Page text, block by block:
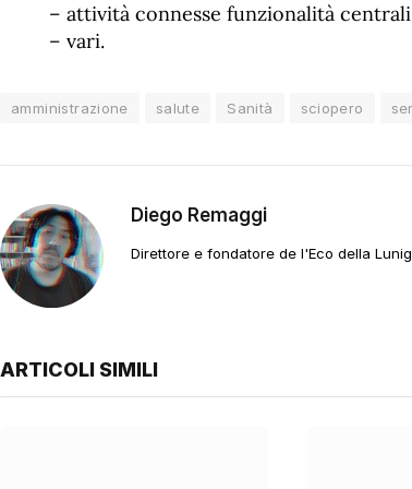
– attività connesse funzionalità
– vari.
amministrazione salute Sanità sciopero
Diego Remaggi
Direttore e fondatore de l'Eco della
ARTICOLI SIMILI